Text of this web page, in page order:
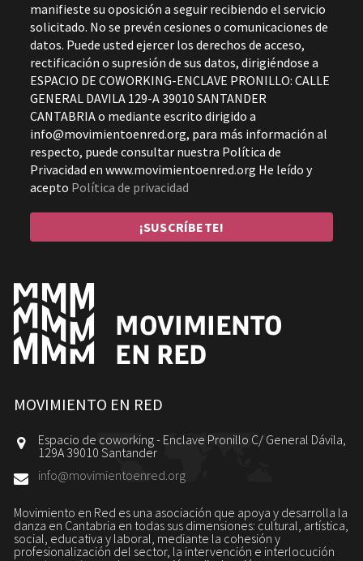
manifieste su oposición a seguir recibiendo el servicio
solicitado. No se prevén cesiones o comunicaciones de
datos. Puede usted ejercer los derechos de acceso,
rectificación o supresión de sus datos, dirigiéndose a
ESPACIO DE COWORKING-ENCLAVE PRONILLO: CALLE
GENERAL DAVILA 129-A 39010 SANTANDER
CANTABRIA o mediante escrito dirigido a
info@movimientoenred.org, para más información al
respecto, puede consultar nuestra Política de
Privacidad en www.movimientoenred.org He leído y
acepto Política de privacidad
MOVIMIENTO EN RED
Espacio de coworking - Enclave Pronillo C/ General Dávila,
129A 39010 Santander
info@movimientoenred.org
Movimiento en Red es una asociación que apoya y desarrolla la
danza en Cantabria en todas sus dimensiones: cultural, artística,
social, educativa y laboral, mediante la cohesión y
profesionalización del sector, la intervención e interlocución